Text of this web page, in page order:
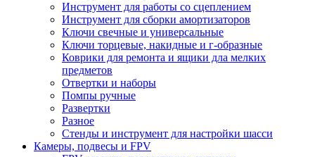
Инструмент для работы со сцеплением
Инструмент для сборки амортизаторов
Ключи свечные и универсальные
Ключи торцевые, накидные и г-образные
Коврики для ремонта и ящики дла мелких
предметов
Отвертки и наборы
Помпы ручные
Развертки
Разное
Стенды и инструмент для настройки шасси
Камеры, подвесы и FPV